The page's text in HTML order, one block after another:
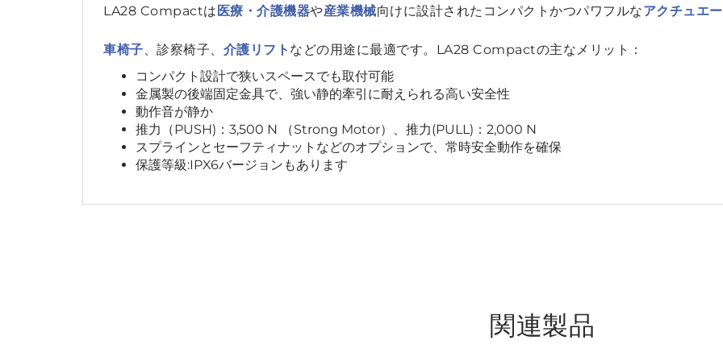
LA28 Compactは 医療・介護機器や産業機械向けに設計されたコンパクトかつパワフルなアクチュエ
車椅子、診察椅子、 介護リフト などの用途に最適です。LA28 Compactの主なメリット：
コンパクト設計で狭いスペースでも取付可能
金属製の後端固定金具で、強い静的牽引に耐えられる高い安全性
動作音が静か
推力（PUSH)：3,500 N （Strong Motor）、推力(PULL)：2,000 N
スプラインとセーフティナットなどのオプションで、常時安全動作を確保
保護等級:IPX6バージョンもあります
関連製品